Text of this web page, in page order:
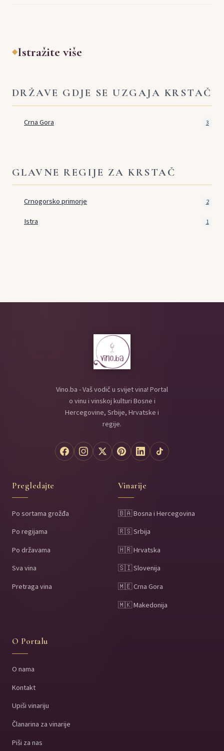
◆Istražite više
DRŽAVE GDJE SE UZGAJA KRSTAČ
Crna Gora 3
GLAVNE REGIJE ZA KRSTAČ
Crnogorsko primorje 2
Istra 1
Vino.ba - Vaš vodič u svijet vina! Portal
o vinu i vinskoj kulturi Bosne i
Hercegovine, Srbije, Hrvatske i
regije.
Pregledajte
Po sortama grožđa
Po regijama
Po državama
Sva vina
Pretraga vina
Vinarije
🇧🇦 Bosna i Hercegovina
🇷🇸 Srbija
🇭🇷 Hrvatska
🇸🇮 Slovenija
🇲🇪 Crna Gora
🇲🇰 Makedonija
O Portalu
O nama
Kontakt
Upiši vinariju
Članarina za vinarije
Piši za nas